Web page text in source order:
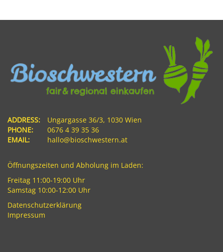
ADDRESS:
Ungargasse 36/3, 1030 Wien
PHONE:
0676 4 39 35 36
EMAIL:
hallo@bioschwestern.at
Öffnungszeiten und Abholung im Laden:
Freitag 11:00-19:00 Uhr
Samstag 10:00-12:00 Uhr
Datenschutzerklärung
Impressum